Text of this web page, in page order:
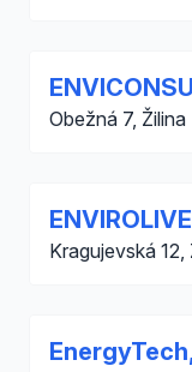
Obežná 7, Žilina
Kragujevská 12,